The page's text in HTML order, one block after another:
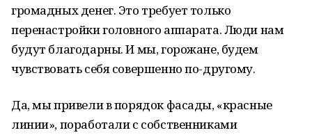
громадных денег. Это требует только
перенастройки головного аппарата. Люди нам
будут благодарны. И мы, горожане, будем
чувствовать себя совершенно по-другому.
Да, мы привели в порядок фасады, «красные
линии», поработали с собственниками